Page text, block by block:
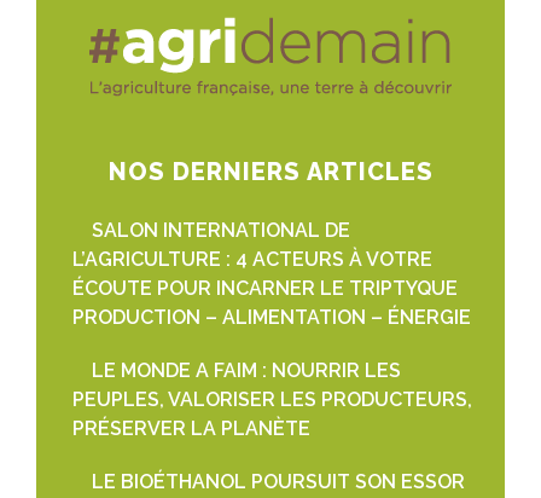
NOS DERNIERS ARTICLES
SALON INTERNATIONAL DE
L’AGRICULTURE : 4 ACTEURS À VOTRE
ÉCOUTE POUR INCARNER LE TRIPTYQUE
PRODUCTION – ALIMENTATION – ÉNERGIE
LE MONDE A FAIM : NOURRIR LES
PEUPLES, VALORISER LES PRODUCTEURS,
PRÉSERVER LA PLANÈTE
LE BIOÉTHANOL POURSUIT SON ESSOR